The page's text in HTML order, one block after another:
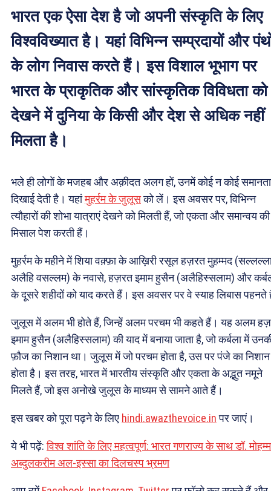
भारत एक ऐसा देश है जो अपनी संस्कृति के लिए
विश्वविख्यात है। यहां विभिन्न सम्प्रदायों और
के लोग निवास करते हैं। इस विशाल भूभाग पर
भारत के प्राकृतिक और सांस्कृतिक विविधता को
देखने में दुनिया के किसी और देश से अधिक नहीं
मिलता है।
भले ही लोगों के मजहब और अक़ीदत अलग हों, उनमें कोई न कोई समानता
दिखाई देती है। यहांमुहर्रम के जुलूसको लें। इस अवसर पर, विभिन्न
त्यौहारों की शोभा यात्राएं देखने को मिलती हैं, जो एकता और समान्वय की
मिसाल पेश करती हैं।
मुहर्रम के महीने में शिया वक़्फ़ा के आख़िरी रसूल हज़रत मुहम्मद
अलैहि वसल्लम) के नवासे, हज़रत इमाम हुसैन (अलैहिस्सलाम) और
के दूसरे शहीदों को याद करते हैं। इस अवसर पर वे स्याह लिबास पहनते
जुलूस में अलम भी होते हैं, जिन्हें अलम परचम भी कहते हैं। यह अलम
इमाम हुसैन (अलैहिस्सलाम) की याद में बनाया जाता है, जो कर्बला में
फ़ौज का निशान था। जुलूस में जो परचम होता है, उस पर पंजे का निशान
होता है। इस तरह, भारत में भारतीय संस्कृति और एकता के अद्भुत नमूने
मिलते हैं, जो इस अनोखे जुलूस के माध्यम से सामने आते हैं।
इस खबर को पूरा पढ़ने के लिए hindi.awazthevoice.inपर जाएं।
ये भी पढ़ें:विश्व शांति के लिए महत्वपूर्ण: भारत गणराज्य के साथ डॉ.
अब्दुलकरीम अल-इस्सा का दिलचस्प भ्रमण